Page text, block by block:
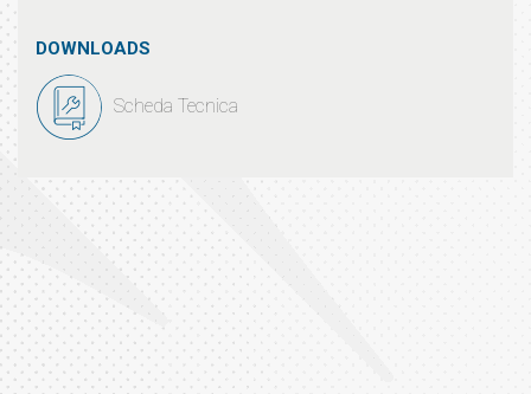
DOWNLOADS
Scheda Tecnica